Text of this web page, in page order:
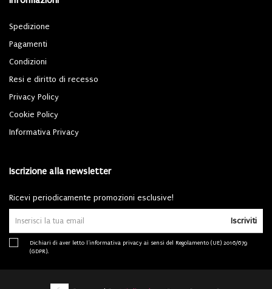
Spedizione
Pagamenti
Condizioni
Resi e diritto di recesso
Privacy Policy
Cookie Policy
Informativa Privacy
Iscrizione alla newsletter
Ricevi periodicamente promozioni esclusive!
Iscriviti
Dichiari di aver letto l'informativa privacy ai sensi del Regolamento (UE) 2016/679
(GDPR).